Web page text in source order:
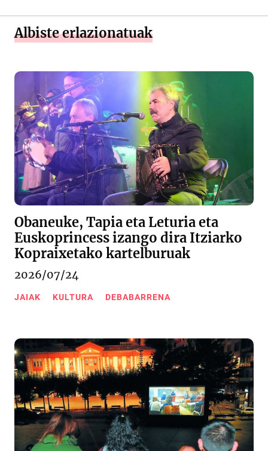
Albiste erlazionatuak
Obaneuke, Tapia eta Leturia eta
Euskoprincess izango dira Itziarko
Kopraixetako kartelburuak
2026/07/24
JAIAK KULTURA DEBABARRENA